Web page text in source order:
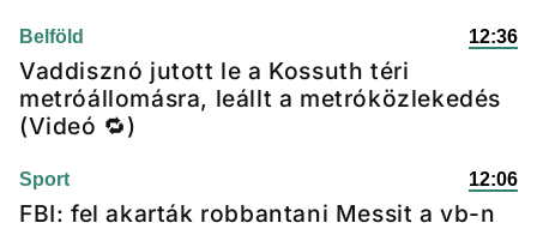
Belföld 12:36
Vaddisznó jutott le a Kossuth téri
metróállomásra, leállt a metróközlekedés
(Videó 🔁)
Sport 12:06
FBI: fel akarták robbantani Messit a vb-n